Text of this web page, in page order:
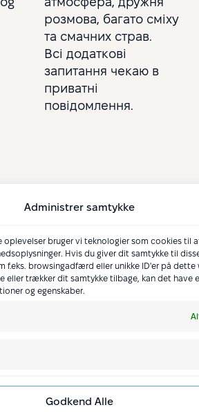
Administrer samtykke
oplevelser bruger vi teknologier som cookies til
Hvis du giver dit samtykke til
f.eks. browsingadfærd eller unikke ID'er på dette
eller trækker dit samtykke tilbage, kan det have
og egenskaber.
Godkend Alle
розмова, багато сміху
та смачних страв.
Всі додаткові
запитання чекаю в
приватні
повідомлення.
Venskabsforening for ukrainere i
i Nordjylland